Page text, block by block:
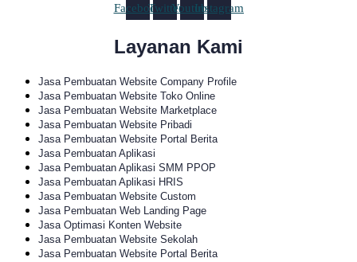
FacebookTwitterYoutubeInstagram
Layanan Kami
Jasa Pembuatan Website Company Profile
Jasa Pembuatan Website Toko Online
Jasa Pembuatan Website Marketplace
Jasa Pembuatan Website Pribadi
Jasa Pembuatan Website Portal Berita
Jasa Pembuatan Aplikasi
Jasa Pembuatan Aplikasi SMM PPOP
Jasa Pembuatan Aplikasi HRIS
Jasa Pembuatan Website Custom
Jasa Pembuatan Web Landing Page
Jasa Optimasi Konten Website
Jasa Pembuatan Website Sekolah
Jasa Pembuatan Website Portal Berita